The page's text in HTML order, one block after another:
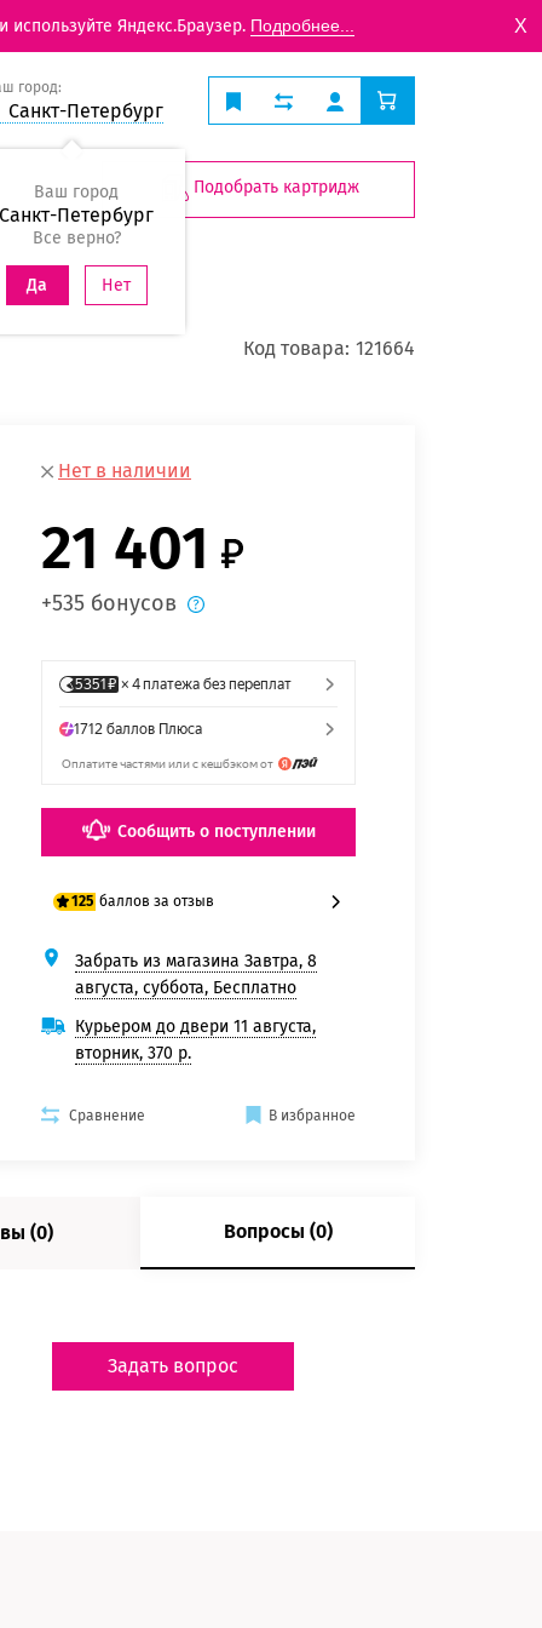
Яндекс.Браузер. Подробнее... X
город:
Санкт-Петербург
Ваш город
Санкт-Петербург
Все верно?
Да Нет
Подобрать картридж
Код товара: 121664
Нет в наличии
21 401
+535 бонусов
Сообщить о поступлении
125 баллов за отзыв
100 баллов
125 баллов
Забрать из магазина Завтра, 8
августа, суббота, Бесплатно
Курьером до двери 11 августа,
вторник, 370 р.
Сравнение В избранное
(0) Вопросы (0)
Задать вопрос